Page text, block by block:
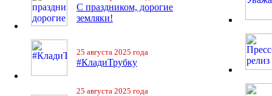
С праздником, дорогие
земляки!
25 августа 2025 года
#КладиТрубку
25 августа 2025 года